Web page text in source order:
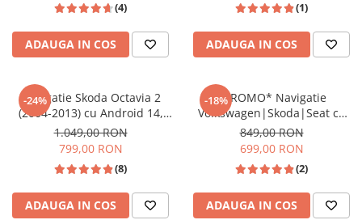
(4)
ADAUGA IN COS
(1)
ADAUGA IN COS
-24%
Navigatie Skoda Octavia 2
(2004-2013) cu Android 14,
4GB RAM 64GB ROM, CarPlay
si Android Auto Wi-fi,
Youtube, Waze, ecran HD 10.1
Inch
1.049,00 RON
799,00 RON
(8)
ADAUGA IN COS
-18%*PROMO* Navigatie
Volkswagen|Skoda|Seat cu
Android 13, 9 Inch, CarPlay si
Android Auto, dedicata Golf 5,
Golf 6, Jetta, Passat B6, CC, B7,
Polo, Tiguan, Touran, Skoda,
Seat
849,00 RON
699,00 RON
(2)
ADAUGA IN COS